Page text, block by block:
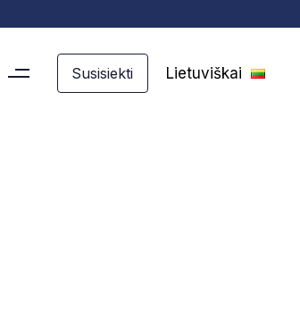
Susisiekti Lietuviškai